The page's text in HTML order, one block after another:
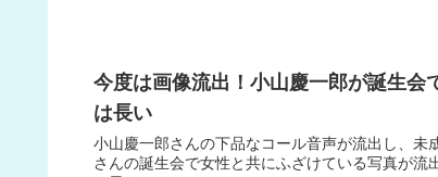
今度は画像流出！小山慶一郎が誕生会
は長い
小山慶一郎さんの下品なコール音声が流出し、
さんの誕生会で女性と共にふざけている写真が